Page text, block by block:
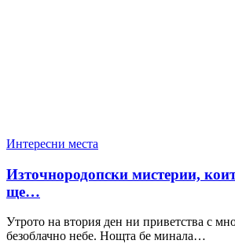
Интересни места
Източнородопски мистерии,
ще…
Утрото на втория ден ни приветства с
безоблачно небе. Нощта бе минала…